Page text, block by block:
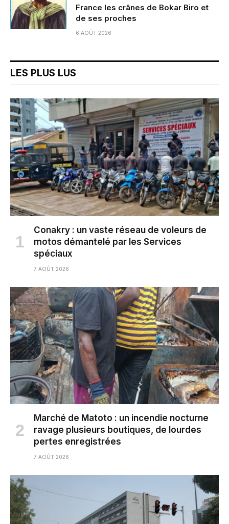
France les crânes de Bokar Biro et
de ses proches
6 AOÛT 2026
LES PLUS LUS
Conakry : un vaste réseau de voleurs de
motos démantelé par les Services
spéciaux
7 AOÛT 2026
Marché de Matoto : un incendie nocturne
ravage plusieurs boutiques, de lourdes
pertes enregistrées
7 AOÛT 2026